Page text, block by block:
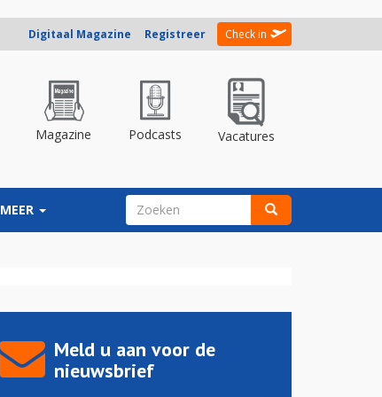
Digitaal Magazine Registreer Check in
Magazine Podcasts Vacatures
MEER ZOEKVELD
Meld u aan voor de
nieuwsbrief